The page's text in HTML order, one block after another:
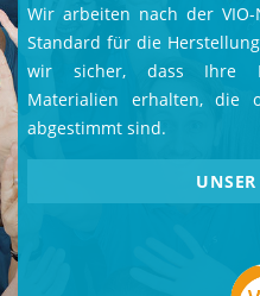
Wir arbeiten nach der
Standard für die
wir sicher, dass Ihre
Materialien erhalten, die
abgestimmt sind.